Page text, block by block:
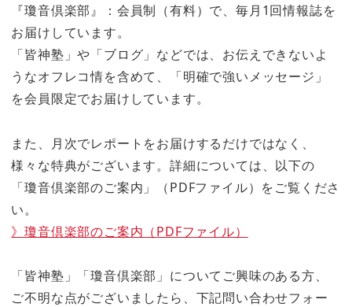
『瓊音倶楽部』：会員制（有料）で、毎月1回情報誌を
お届けしています。
「皆神塾」や「ブログ」などでは、お伝えできないよ
うなオフレコ情を含めて、「明確で強いメッセージ」
を会員限定でお届けしています。
また、月次でレポートをお届けするだけではなく、
様々な特典がございます。詳細については、以下の
「瓊音倶楽部のご案内」（PDFファイル）をご覧くださ
い。
》瓊音倶楽部のご案内（PDFファイル）
「皆神塾」「瓊音倶楽部」についてご興味のある方、
ご不明な点がございましたら、下記問い合わせフォー